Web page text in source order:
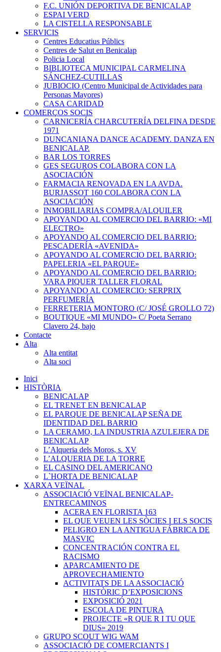
F.C. UNIÓN DEPORTIVA DE BENICALAP
ESPAI VERD
LA CISTELLA RESPONSABLE
SERVICIS
Centres Educatius Públics
Centres de Salut en Benicalap
Policia Local
BIBLIOTECA MUNICIPAL CARMELINA
SÁNCHEZ-CUTILLAS
JUBIOCIO (Centro Municipal de Actividades para
Personas Mayores)
CASA CARIDAD
COMERÇOS SOCIS
CARNICERÍA CHARCUTERÍA DELFINA DESDE
1971
DUNCANIANA DANCE ACADEMY. DANZA EN
BENICALAP.
BAR LOS TORRES
GES SEGUROS COLABORA CON LA
ASOCIACIÓN
FARMACIA RENOVADA EN LA AVDA.
BURJASSOT 160 COLABORA CON LA
ASOCIACIÓN
INMOBILIARIAS COMPRA/ALQUILER
APOYANDO AL COMERCIO DEL BARRIO: «MI
ELECTRO»
APOYANDO AL COMERCIO DEL BARRIO:
PESCADERÍA «AVENIDA»
APOYANDO AL COMERCIO DEL BARRIO:
PAPELERIA «EL PARQUE»
APOYANDO AL COMERCIO DEL BARRIO:
VARA PIQUER TALLER FLORAL
APOYANDO AL COMERCIO: SERPRIX
PERFUMERÍA
FERRETERIA MONTORO (C/ JOSÉ GROLLO 72)
BOUTIQUE «MI MUNDO» C/ Poeta Serrano
Clavero 24, bajo
Contacte
Alta
Alta entitat
Alta soci
Inici
HISTÒRIA
BENICALAP
EL TRENET EN BENICALAP
EL PARQUE DE BENICALAP SEÑA DE
IDENTIDAD DEL BARRIO
LA CERAMO, LA INDUSTRIA AZULEJERA DE
BENICALAP
L’Alqueria dels Moros, s. XV
L’ALQUERIA DE LA TORRE
EL CASINO DEL AMERICANO
L`HORTA DE BENICALAP
XARXA VEÏNAL
ASSOCIACIÓ VEÏNAL BENICALAP-
ENTRECAMINOS
ACERA EN FLORISTA 163
EL QUE VEUEN LES SÒCIES I ELS SOCIS
PELIGRO EN LA ANTIGUA FÁBRICA DE
MASVIC
CONCENTRACIÓN CONTRA EL
RACISMO
APARCAMIENTO DE
APROVECHAMIENTO
ACTIVITATS DE LA ASSOCIACIÓ
HISTÒRIC D’EXPOSICIONS
EXPOSICIÓ 2021
ESCOLA DE PINTURA
PROJECTE «R QUE R I TU QUE
DIUS» 2019
GRUPO SCOUT WIG WAM
ASSOCIACIÓ DE COMERCIANTS I